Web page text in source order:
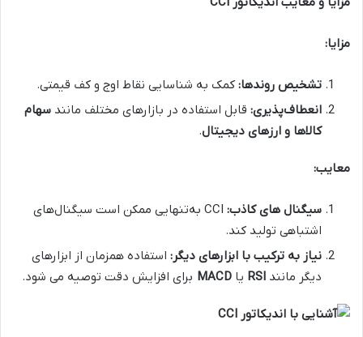
مزایا:
تشخیص روندها: کمک به شناسایی نقاط اوج و کف قیمتی.
انعطاف‌پذیری: قابل استفاده در بازارهای مختلف مانند سهام
کالاها و ارزهای دیجیتال.
معایب:
سیگنال ‌های کاذب:
CCI به‌تنهایی ممکن است سیگنال‌های
اشتباهی تولید کند.
نیاز به ترکیب با ابزارهای دیگر: استفاده همزمان از ابزارهای
دیگر مانند RSI یا MACD برای افزایش دقت توصیه می‌ شود.